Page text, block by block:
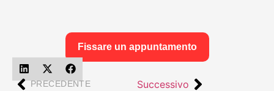
Fissare un appuntamento
PRECEDENTE Successivo